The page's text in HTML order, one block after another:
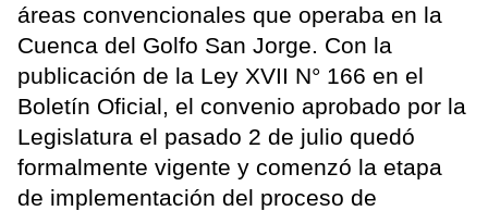
áreas convencionales que operaba en la
Cuenca del Golfo San Jorge. Con la
publicación de la Ley XVII N° 166 en el
Boletín Oficial, el convenio aprobado por la
Legislatura el pasado 2 de julio quedó
formalmente vigente y comenzó la etapa
de implementación del proceso de